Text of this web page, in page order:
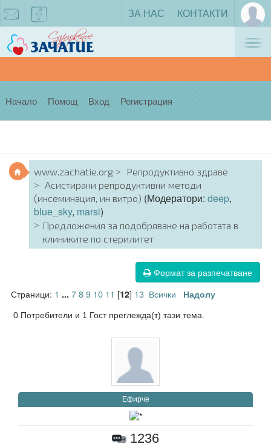
facebook
ЗА НАС КОНТАКТИ
Начало Помощ Вход Регистрация
www.zachatie.org
Репродуктивно здраве
Асистирани репродуктивни методи
(инсеминация, ин витро) (Модератори: deep,
blue_sky, marsi)
Предложения за подобряване на работата в
клиниките по стерилитет
Формат за разпечатване
Страници: 1 ... 789 10 11 [12] 13 Всички Надолу
0 Потребители и 1 Гост преглежда(т) тази тема.
Eфирче
1236